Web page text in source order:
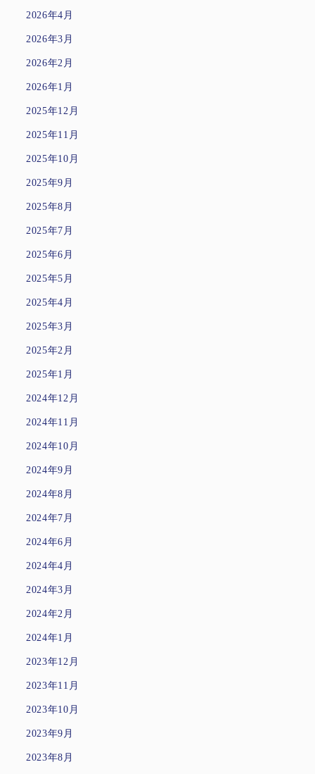
2026年4月
2026年3月
2026年2月
2026年1月
2025年12月
2025年11月
2025年10月
2025年9月
2025年8月
2025年7月
2025年6月
2025年5月
2025年4月
2025年3月
2025年2月
2025年1月
2024年12月
2024年11月
2024年10月
2024年9月
2024年8月
2024年7月
2024年6月
2024年4月
2024年3月
2024年2月
2024年1月
2023年12月
2023年11月
2023年10月
2023年9月
2023年8月